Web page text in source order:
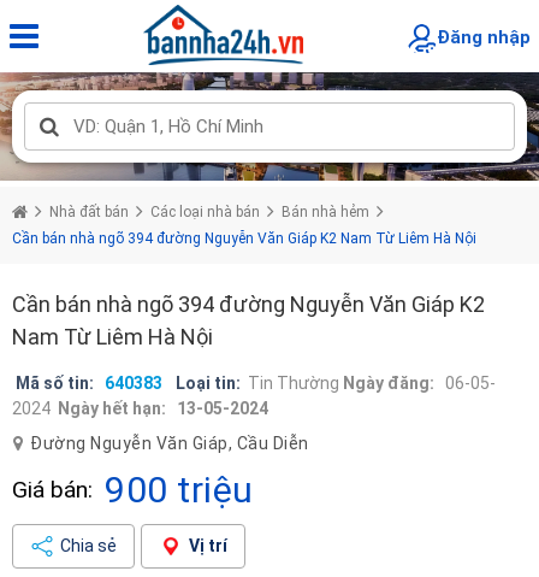
Đăng nhập
Nhà đất bán Các loại nhà bán
Bán nhà hẻm
Cần bán nhà ngõ 394 đường Nguyễn Văn Giáp K2 Nam Từ Liêm Hà Nội
Cần bán nhà ngõ 394 đường Nguyễn Văn Giáp K2
Nam Từ Liêm Hà Nội
Mã số tin: 640383 Loại tin: Tin Thường Ngày đăng:
06-05-
2024 Ngày hết hạn:
13-05-2024
Đường Nguyễn Văn Giáp, Cầu Diễn
Giá bán: 900 triệu
Chia sẻ Vị trí